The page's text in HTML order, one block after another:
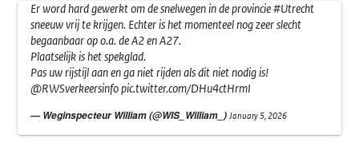
Er word hard gewerkt om de snelwegen in de provincie#Utrecht
sneeuw vrij te krijgen. Echter is het momenteel nog zeer slecht
begaanbaar op o.a. de A2 en A27.
Plaatselijk is het spekglad.
Pas uw rijstijl aan en ga niet rijden als dit niet nodig is!
@RWSverkeersinfopic.twitter.com/DHu4ctHrmI
— Weginspecteur William (@WIS_William_)January 5, 2026